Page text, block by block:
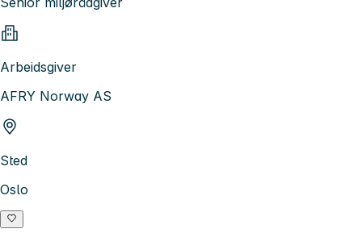
Arbeidsgiver
AFRY Norway AS
Sted
Oslo